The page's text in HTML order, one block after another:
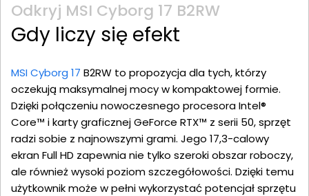
Odkryj MSI Cyborg 17 B2RW
Gdy liczy się efekt
MSI Cyborg 17 B2RW to propozycja dla tych, którzy
oczekują maksymalnej mocy w kompaktowej formie.
Dzięki połączeniu nowoczesnego procesora Intel®
Core™ i karty graficznej GeForce RTX™ z serii 50, sprzęt
radzi sobie z najnowszymi grami. Jego 17,3-calowy
ekran Full HD zapewnia nie tylko szeroki obszar roboczy,
ale również wysoki poziom szczegółowości. Dzięki temu
użytkownik może w pełni wykorzystać potencjał sprzętu